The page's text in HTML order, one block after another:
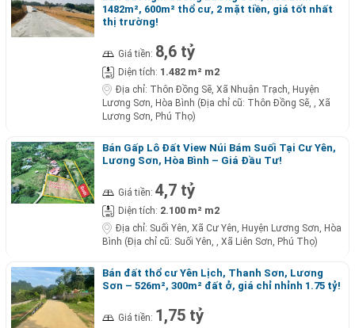
1482m², 600m² thổ cư, 2 mặt tiền, giá tốt nhất
thị trường!
Giá tiền: 8,6 tỷ
Diện tích: 1.482 m² m2
Địa chỉ: Thôn Đồng Sẽ, Xã Nhuận Trạch, Huyện
Lương Sơn, Hòa Bình (Địa chỉ cũ: Thôn Đồng Sẽ, , Xã
Lương Sơn, Phú Thọ)
Bán Gấp Lô Đất View Núi Bám Suối Tại Cư Yên,
Lương Sơn, Hòa Bình – Giá Đầu Tư!
Giá tiền: 4,7 tỷ
Diện tích: 2.100 m² m2
Địa chỉ: Suối Yên, Xã Cư Yên, Huyện Lương Sơn, Hòa
Bình (Địa chỉ cũ: Suối Yên, , Xã Liên Sơn, Phú Thọ)
Bán đất thổ cư Yên Lịch, Thanh Sơn, Lương
Sơn – 526m², 300m² đất ở, giá chỉ nhỉnh 1.75 tỷ!
Giá tiền: 1,75 tỷ